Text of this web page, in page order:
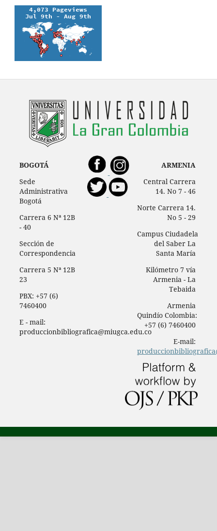
BOGOTÁ
Sede
Administrativa
Bogotá
Carrera 6 Nª 12B
- 40
Sección de
Correspondencia
Carrera 5 Nª 12B
23
PBX: +57 (6)
7460400
E - mail:
produccionbibliografica@miugca.edu.co
ARMENIA
Central Carrera
14. No 7 - 46
Norte Carrera 14.
No 5 - 29
Campus Ciudadela
del Saber La
Santa María
Kilómetro 7 vía
Armenia - La
Tebaida
Armenia
Quindío Colombia:
+57 (6) 7460400
E-mail: